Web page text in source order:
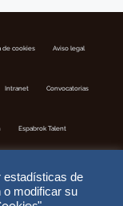
de cookies Aviso legal
Intranet Convocatorias
Espabrok Talent
estadísticas de
o modificar su